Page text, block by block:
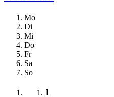
Mo
Di
Mi
Do
Fr
Sa
So
1